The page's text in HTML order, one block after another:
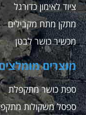
ציוד לאימון כדורגל
מתקן מתח מקבילים
מכשיר כושר לבטן
מוצרים
ספת כושר מתקפלת
ספסל משקולות